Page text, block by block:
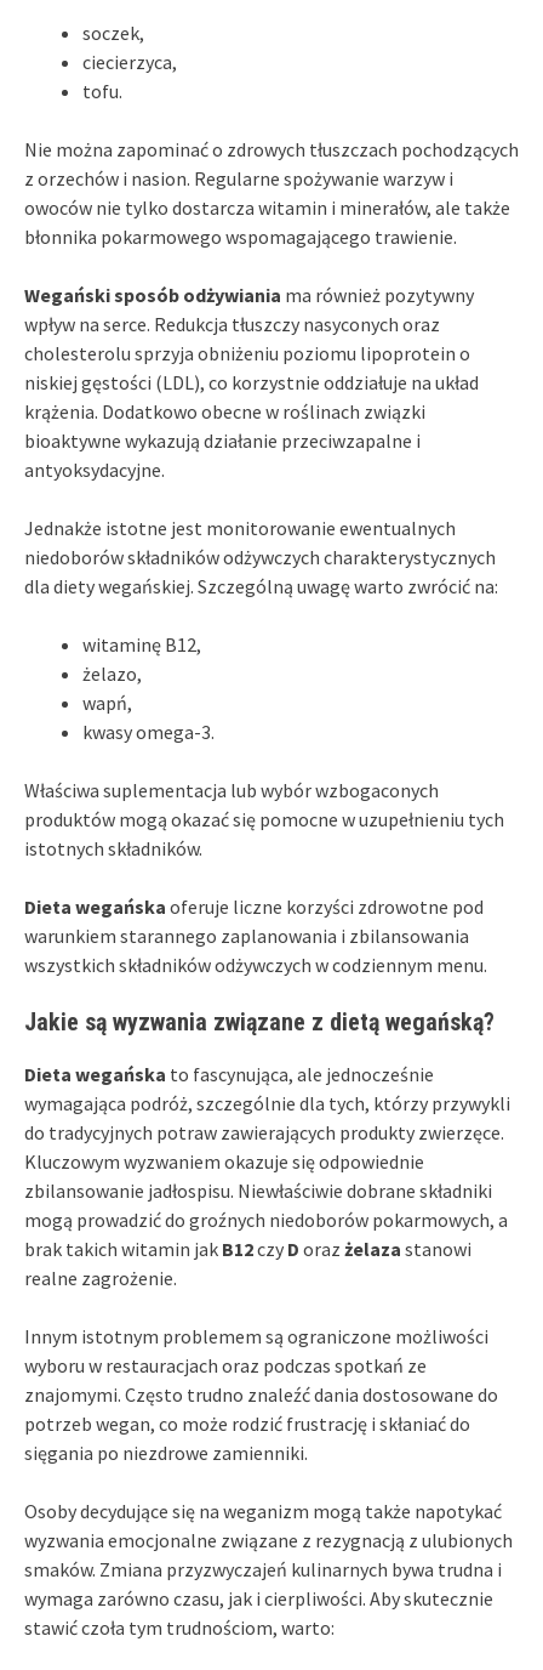
soczek,
ciecierzyca,
tofu.
Nie można zapominać o zdrowych tłuszczach pochodzących
z orzechów i nasion. Regularne spożywanie warzyw i
owoców nie tylko dostarcza witamin i minerałów, ale także
błonnika pokarmowego wspomagającego trawienie.
Wegański sposób odżywiania ma również pozytywny
wpływ na serce. Redukcja tłuszczy nasyconych oraz
cholesterolu sprzyja obniżeniu poziomu lipoprotein o
niskiej gęstości (LDL), co korzystnie oddziałuje na układ
krążenia. Dodatkowo obecne w roślinach związki
bioaktywne wykazują działanie przeciwzapalne i
antyoksydacyjne.
Jednakże istotne jest monitorowanie ewentualnych
niedoborów składników odżywczych charakterystycznych
dla diety wegańskiej. Szczególną uwagę warto zwrócić na:
witaminę B12,
żelazo,
wapń,
kwasy omega-3.
Właściwa suplementacja lub wybór wzbogaconych
produktów mogą okazać się pomocne w uzupełnieniu tych
istotnych składników.
Dieta wegańska oferuje liczne korzyści zdrowotne pod
warunkiem starannego zaplanowania i zbilansowania
wszystkich składników odżywczych w codziennym menu.
Jakie są wyzwania związane z dietą wegańską?
Dieta wegańska to fascynująca, ale jednocześnie
wymagająca podróż, szczególnie dla tych, którzy przywykli
do tradycyjnych potraw zawierających produkty zwierzęce.
Kluczowym wyzwaniem okazuje się odpowiednie
zbilansowanie jadłospisu. Niewłaściwie dobrane składniki
mogą prowadzić do groźnych niedoborów pokarmowych, a
brak takich witamin jak B12czy D oraz żelaza stanowi
realne zagrożenie.
Innym istotnym problemem są ograniczone możliwości
wyboru w restauracjach oraz podczas spotkań ze
znajomymi. Często trudno znaleźć dania dostosowane do
potrzeb wegan, co może rodzić frustrację i skłaniać do
sięgania po niezdrowe zamienniki.
Osoby decydujące się na weganizm mogą także napotykać
wyzwania emocjonalne związane z rezygnacją z ulubionych
smaków. Zmiana przyzwyczajeń kulinarnych bywa trudna i
wymaga zarówno czasu, jak i cierpliwości. Aby skutecznie
stawić czoła tym trudnościom, warto: